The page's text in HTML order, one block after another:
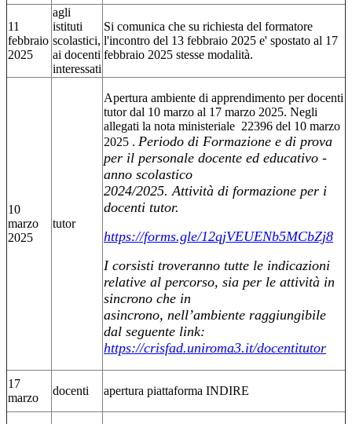
11
febbraio
2025
agli
istituti
scolastici,
ai docenti
interessati
Si comunica che su richiesta del formatore
l'incontro del 13 febbraio 2025 e' spostato al 17
febbraio 2025 stesse modalità.
10
marzo
2025
tutor
Apertura ambiente di apprendimento per docenti
tutor dal 10 marzo al 17 marzo 2025. Negli
allegati la nota ministeriale 22396 del 10 marzo
2025 . Periodo di Formazione e di prova
per il personale docente ed educativo -
anno scolastico
2024/2025. Attività di formazione per i
docenti tutor.
https://forms.gle/12qjVEUENb5MCbZj8
I corsisti troveranno tutte le indicazioni
relative al percorso, sia per le attività in
sincrono che in
asincrono, nell’ambiente raggiungibile
dal seguente link:
https://crisfad.uniroma3.it/docentitutor
17
marzo
docenti apertura piattaforma INDIRE